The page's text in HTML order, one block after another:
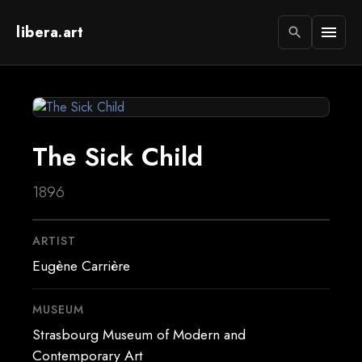
libera.art search menu
The Sick Child
1896
ARTIST
Eugène Carrière
MUSEUM
Strasbourg Museum of Modern and
Contemporary Art